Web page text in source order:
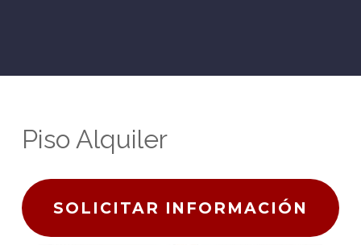
Piso Alquiler
SOLICITAR INFORMACIÓN